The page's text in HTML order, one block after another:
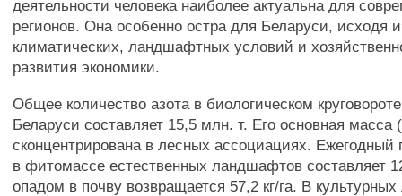
деятельности человека наиболее актуальна для
регионов. Она особенно остра для Беларуси, исходя
климатических, ландшафтных условий и
развития экономики.
Общее количество азота в биологическом
Беларуси составляет 15,5 млн. т. Его основная масса
сконцентрирована в лесных ассоциациях. Ежегодный
в фитомассе естественных ландшафтов составляет
опадом в почву возвращается 57,2 кг/га. В